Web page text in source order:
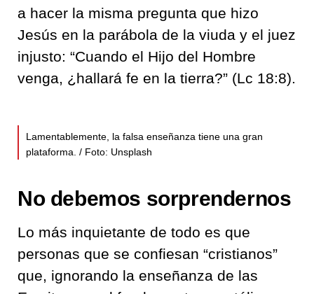
a hacer la misma pregunta que hizo
Jesús en la parábola de la viuda y el juez
injusto: “Cuando el Hijo del Hombre
venga, ¿hallará fe en la tierra?” (Lc 18:8).
Lamentablemente, la falsa enseñanza tiene una gran
plataforma. / Foto: Unsplash
No debemos sorprendernos
Lo más inquietante de todo es que
personas que se confiesan “cristianos”
que, ignorando la enseñanza de las